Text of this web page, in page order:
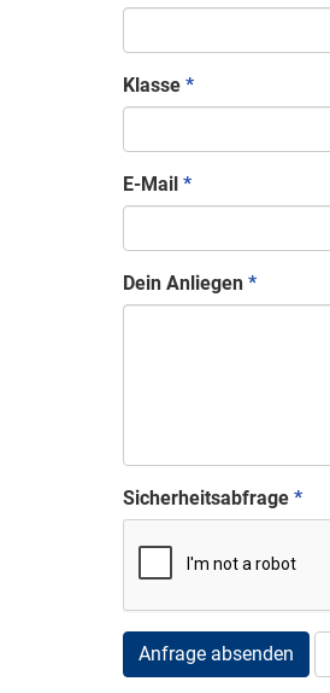
Klasse *
E-Mail *
Dein Anliegen *
Sicherheitsabfrage *
Anfrage absenden